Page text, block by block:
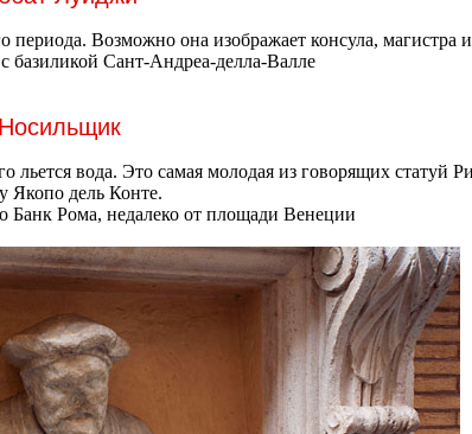
Возможно она изображает консула, магистра
базиликой Сант-Андреа-делла-Валле
вода. Это самая молодая из говорящих статуй
Якопо дель Конте.
Банк Рома, недалеко от площади Венеции